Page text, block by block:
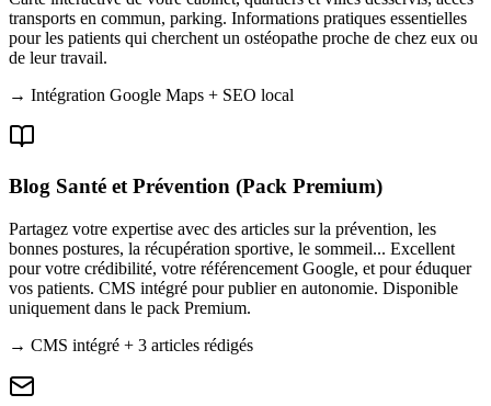
transports en commun, parking. Informations pratiques essentielles
pour les patients qui cherchent un ostéopathe proche de chez eux ou
de leur travail.
→ Intégration Google Maps + SEO local
Blog Santé et Prévention (Pack Premium)
Partagez votre expertise avec des articles sur la prévention, les
bonnes postures, la récupération sportive, le sommeil... Excellent
pour votre crédibilité, votre référencement Google, et pour éduquer
vos patients. CMS intégré pour publier en autonomie. Disponible
uniquement dans le pack Premium.
→ CMS intégré + 3 articles rédigés